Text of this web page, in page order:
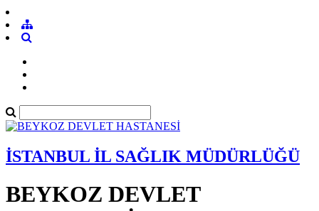
İSTANBUL İL SAĞLIK MÜDÜRLÜĞÜ
BEYKOZ DEVLET